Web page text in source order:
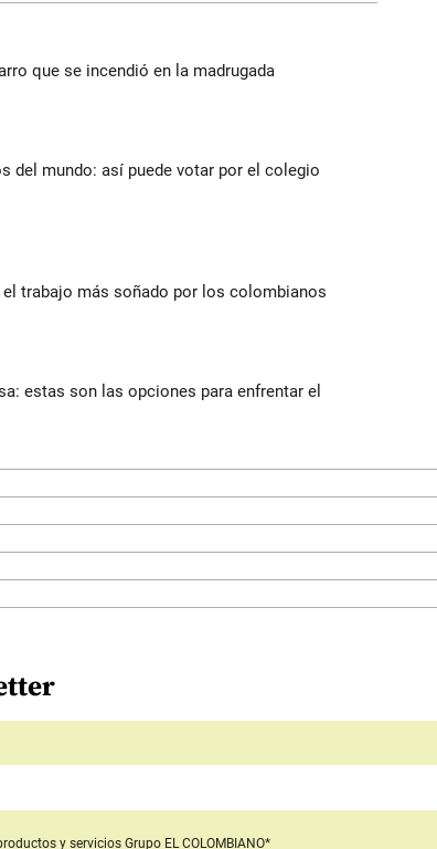
que se incendió en la madrugada
del mundo: así puede votar por el colegio
trabajo más soñado por los colombianos
estas son las opciones para enfrentar el
y servicios Grupo EL COLOMBIANO*